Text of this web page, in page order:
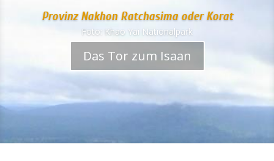
Provinz Nakhon Ratchasima oder Korat
Foto: Khao Yai Nationalpark
Das Tor zum Isaan